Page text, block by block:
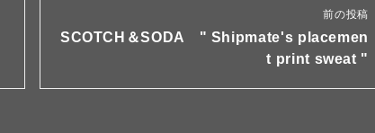
前の投稿
SCOTCH＆SODA " Shipmate's placemen
t print sweat "